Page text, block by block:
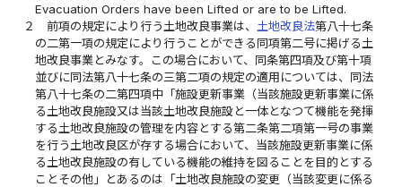
Evacuation Orders have been Lifted or are to be Lifted.
２
前項の規定により行う土地改良事業は、 土地改良法第八十七条
の二第一項の規定により行うことができる同項第二号に掲げる土
地改良事業とみなす。この場合において、同条第四項及び第十項
並びに同法第八十七条の三第二項の規定の適用については、同法
第八十七条の二第四項中「施設更新事業（当該施設更新事業に係
る土地改良施設又は当該土地改良施設と一体となつて機能を発揮
する土地改良施設の管理を内容とする第二条第二項第一号の事業
を行う土地改良区が存する場合において、当該施設更新事業に係
る土地改良施設の有している機能の維持を図ることを目的とする
ことその他」とあるのは「土地改良施設の変更（当該変更に係る